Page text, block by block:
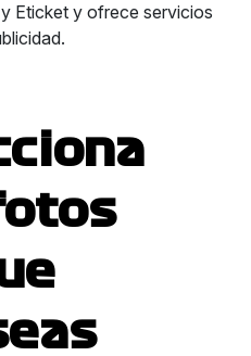
Eticket y ofrece servicios